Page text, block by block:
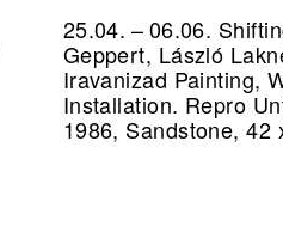
25.04. – 06.06.
Geppert, László
Iravanizad Painting,
Installation. Repro
1986, Sandstone, 42